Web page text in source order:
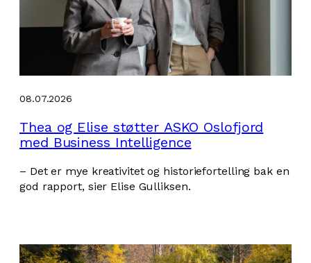
08.07.2026
Thea og Elise støtter ASKO Oslofjord
med Business Intelligence
– Det er mye kreativitet og historiefortelling bak en
god rapport, sier Elise Gulliksen.